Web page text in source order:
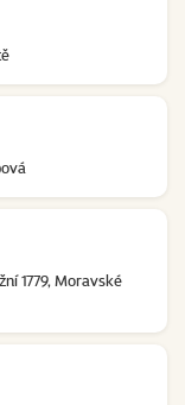
1779, Moravské